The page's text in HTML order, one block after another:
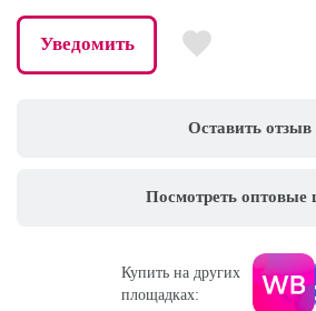
Оставить отзыв
Посмотреть оптовые
Купить на других
площадках:
Уведомить